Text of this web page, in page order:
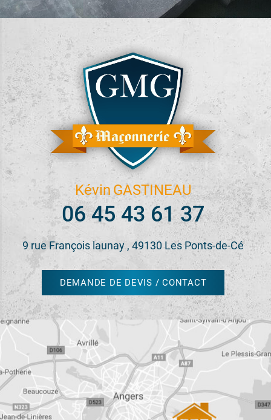
Kévin GASTINEAU
06 45 43 61 37
9 rue François launay , 49130 Les Ponts-de-Cé
DEMANDE DE DEVIS / CONTACT